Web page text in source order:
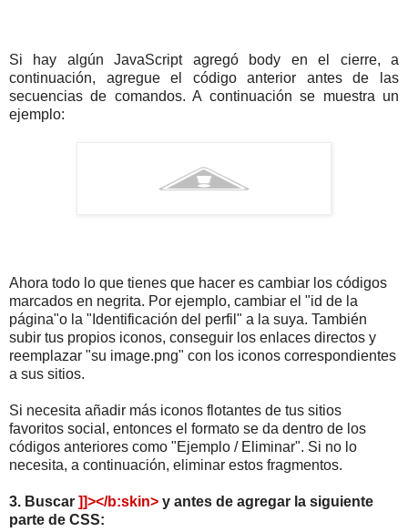
Si hay algún JavaScript agregó body en el cierre, a
continuación, agregue el código anterior antes de las
secuencias de comandos. A continuación se muestra un
ejemplo:
Ahora todo lo que tienes que hacer es cambiar los códigos
marcados en negrita. Por ejemplo, cambiar el "id de la
página"o la "Identificación del perfil" a la suya. También
subir tus propios iconos, conseguir los enlaces directos y
reemplazar "su image.png" con los iconos correspondientes
a sus sitios.
Si necesita añadir más iconos flotantes de tus sitios
favoritos social, entonces el formato se da dentro de los
códigos anteriores como "Ejemplo / Eliminar". Si no lo
necesita, a continuación, eliminar estos fragmentos.
3. Buscar ]]></b:skin> y antes de agregar la siguiente
parte de CSS: